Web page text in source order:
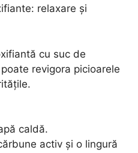
relaxare și
cu suc de
revigora picioarele
caldă.
activ și o lingură